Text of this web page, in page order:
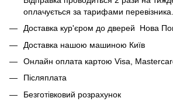
оплачується за тарифами перевізника.
Доставка кур'єром до дверей Нова
Доставка нашою машиною Київ
Онлайн оплата картою Visa,
Післяплата
Безготівковий розрахунок